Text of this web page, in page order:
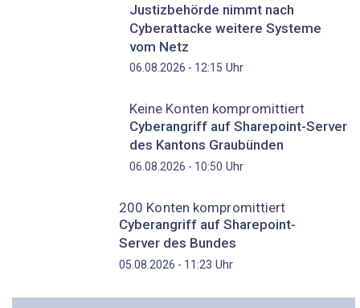
Justizbehörde nimmt nach
Cyberattacke weitere Systeme
vom Netz
06.08.2026 - 12:15 Uhr
Keine Konten kompromittiert
Cyberangriff auf Sharepoint-Server
des Kantons Graubünden
06.08.2026 - 10:50 Uhr
200 Konten kompromittiert
Cyberangriff auf Sharepoint-
Server des Bundes
05.08.2026 - 11:23 Uhr